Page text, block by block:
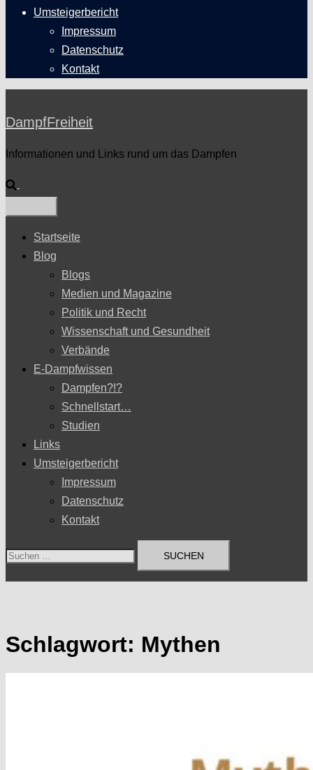
Umsteigerbericht
Impressum
Datenschutz
Kontakt
DampfFreiheit
Informationen und Links rund um das Dampfen
Suche
Startseite
Blog
Blogs
Medien und Magazine
Politik und Recht
Wissenschaft und Gesundheit
Verbände
E-Dampfwissen
Dampfen?!?
Schnellstart…
Studien
Links
Umsteigerbericht
Impressum
Datenschutz
Kontakt
Suchen
Schlagwort: Mythen